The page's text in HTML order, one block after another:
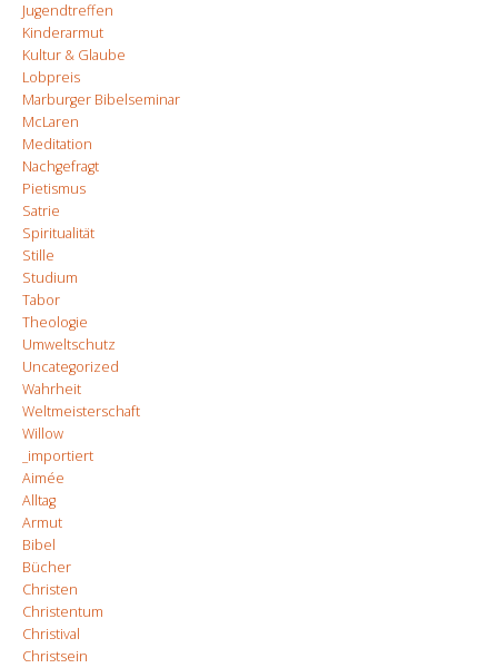
Jugendtreffen
Kinderarmut
Kultur & Glaube
Lobpreis
Marburger Bibelseminar
McLaren
Meditation
Nachgefragt
Pietismus
Satrie
Spiritualität
Stille
Studium
Tabor
Theologie
Umweltschutz
Uncategorized
Wahrheit
Weltmeisterschaft
Willow
_importiert
Aimée
Alltag
Armut
Bibel
Bücher
Christen
Christentum
Christival
Christsein